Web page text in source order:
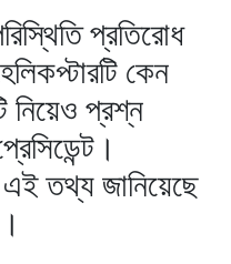
প্রতিরোধ
কেন
নিয়েও প্রশ্ন
এই তথ্য জানিয়েছে